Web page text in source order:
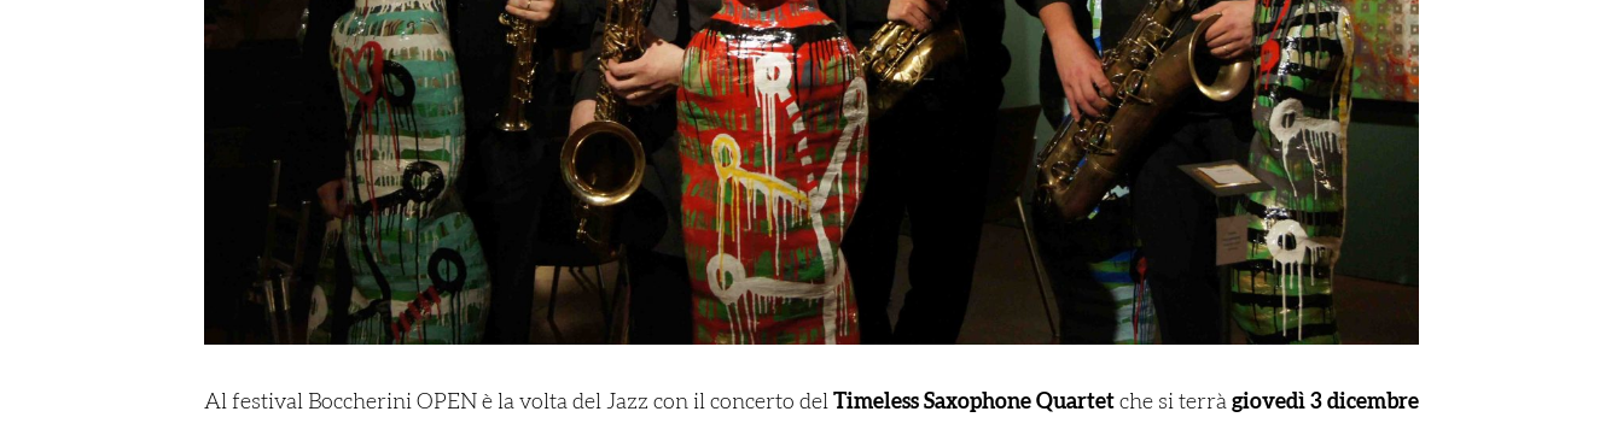
Al festival Boccherini OPEN è la volta del Jazz con il concerto del Timeless Saxophone Quartet che si terrà giovedì 3 dicembre